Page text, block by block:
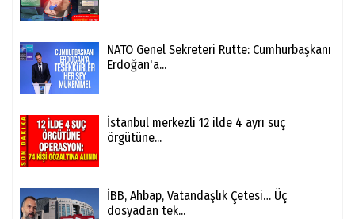
NATO Genel Sekreteri Rutte: Cumhurbaşkanı
Erdoğan'a...
İstanbul merkezli 12 ilde 4 ayrı suç
örgütüne...
İBB, Ahbap, Vatandaşlık Çetesi… Üç
dosyadan tek...